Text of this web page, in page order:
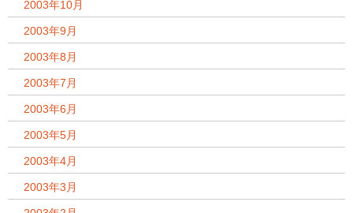
2003年10月
2003年9月
2003年8月
2003年7月
2003年6月
2003年5月
2003年4月
2003年3月